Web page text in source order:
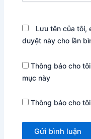
Lưu tên của tôi,
duyệt này cho lần
Thông báo cho
mục này
Thông báo cho